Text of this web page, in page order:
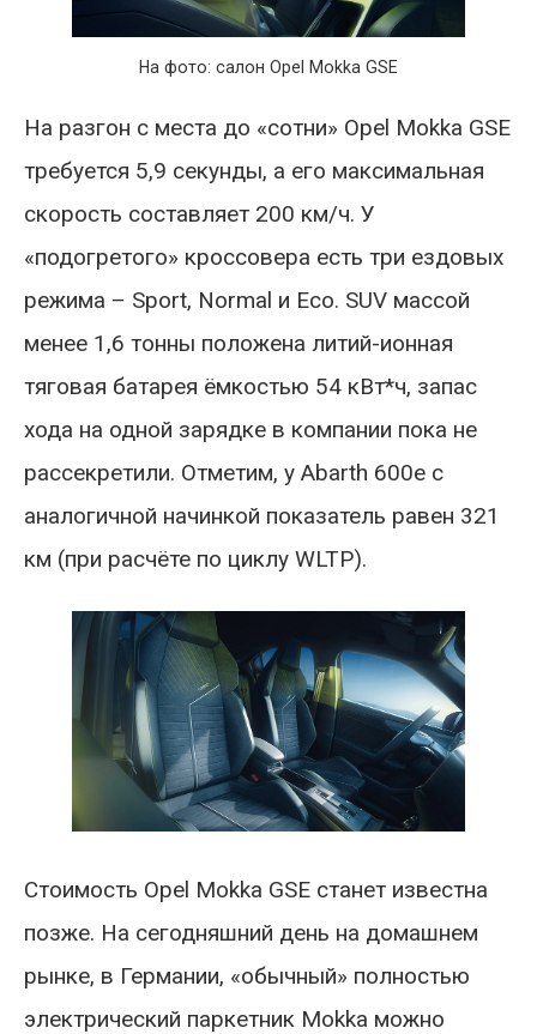
На фото: салон Opel Mokka GSE
На разгон с места до «сотни» Opel Mokka GSE
требуется 5,9 секунды, а его максимальная
скорость составляет 200 км/ч. У
«подогретого» кроссовера есть три ездовых
режима – Sport, Normal и Eco. SUV массой
менее 1,6 тонны положена литий-ионная
тяговая батарея ёмкостью 54 кВт*ч, запас
хода на одной зарядке в компании пока не
рассекретили. Отметим, у Abarth 600e с
аналогичной начинкой показатель равен 321
км (при расчёте по циклу WLTP).
Стоимость Opel Mokka GSE станет известна
позже. На сегодняшний день на домашнем
рынке, в Германии, «обычный» полностью
электрический паркетник Mokka можно